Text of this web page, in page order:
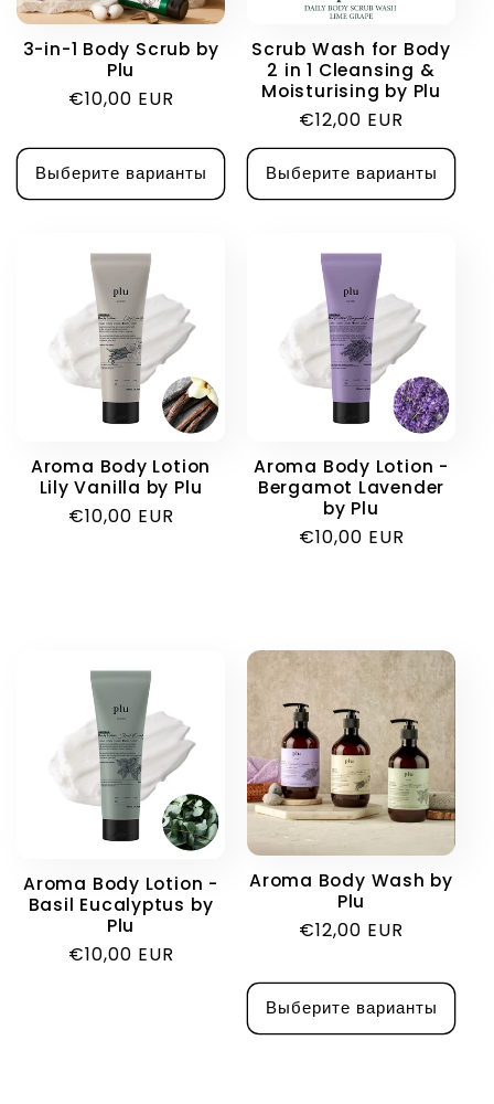
и
:
3-in-1 Body Scrub by
Plu
Обычная
€10,00 EUR
Выберите варианты
Scrub Wash for Body
2 in 1 Cleansing &
Moisturising by Plu
Обычная
цена
€12,00 EUR
Выберите варианты
Aroma Body Lotion
Lily Vanilla by Plu
Обычная
€10,00 EUR
Aroma Body Lotion -
Bergamot Lavender
by Plu
Обычная
€10,00 EUR
Aroma Body Lotion -
Basil Eucalyptus by
Plu
Обычная
€10,00 EUR
Aroma Body Wash by
Plu
Обычная
€12,00 EUR
Выберите варианты